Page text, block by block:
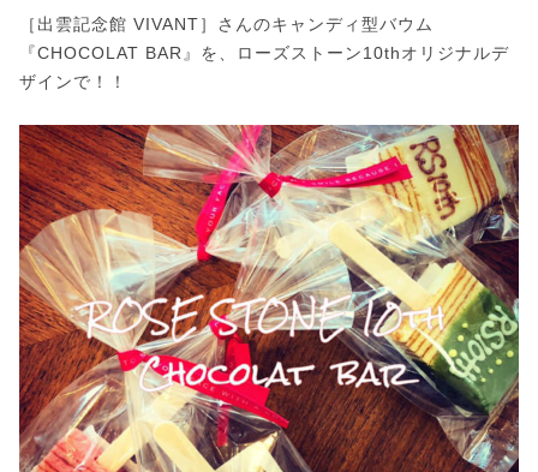
［出雲記念館 VIVANT］さんのキャンディ型バウム
『CHOCOLAT BAR』を、ローズストーン10thオリジナルデ
ザインで！！